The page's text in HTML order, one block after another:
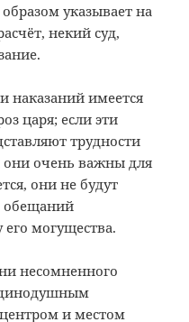
указывает на
некий суд,
наказаний имеется
царя; если эти
трудности
они очень важны для
они не будут
обещаний
могущества.
несомненного
и местом